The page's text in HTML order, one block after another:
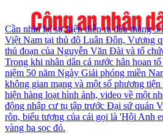
Cần nhìn lại sự kiện diễn ra đầu tháng
Việt Nam tại thủ đô Luân Đôn, Vương
thủ đoạn của Nguyễn Văn Đài và tổ
Trong khi nhân dân cả nước hân hoan
niệm 50 năm Ngày Giải phóng miền
không gian mạng và một số phương
hiện hàng loạt hình ảnh, video về một
động nhập cư tụ tập trước Đại sứ quán
rôn, biểu tượng của cái gọi là 'Hội Anh
vàng ba sọc đỏ.